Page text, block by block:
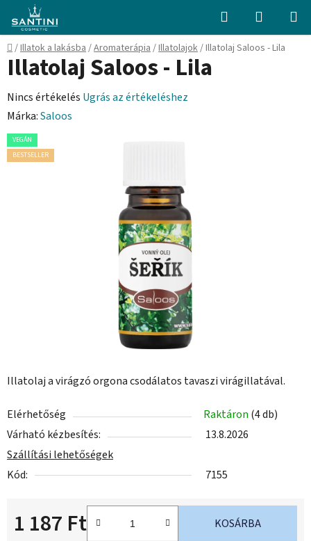
fő
tartalomhoz
Keresés KOSÁR
Kezdőlap
/Illatok a lakásba/Aromaterápia/Illatolajok/Illatolaj Saloos - Lila
Illatolaj a virágzó orgona csodálatos tavaszi virágillatával.
Elérhetőség Raktáron (4 db)
Várható kézbesítés:
13.8.2026
Szállítási lehetőségek
Kód:
7155
1 187 Ft KOSÁRBA
Illatolaj Saloos - Lila
A
termék
átlagos
értékelése
Nincs értékelés Ugrás az értékeléshez
Márka:Saloos
VEGÁN
BESTSELLER